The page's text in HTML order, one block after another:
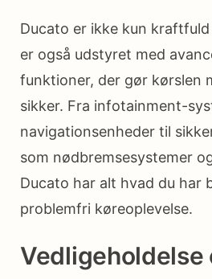
Ducato er ikke kun
er også udstyret med
funktioner, der gør kørslen
sikker. Fra infotainment-
navigationsenheder til
som nødbremsesystemer
Ducato har alt hvad du har
problemfri køreoplevelse.
Vedligeholdelse